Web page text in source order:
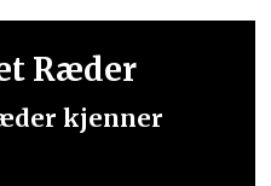
Ræder
kjenner